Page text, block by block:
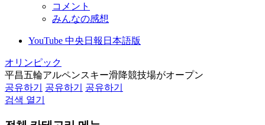
コメント
みんなの感想
YouTube 中央日報日本語版
オリンピック
平昌五輪アルペンスキー滑降競技場がオープン
공유하기
공유하기
공유하기
검색 열기